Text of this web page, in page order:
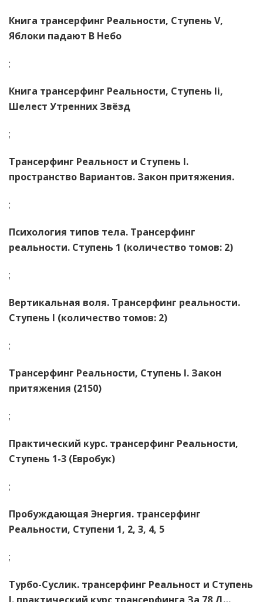
Книга трансерфинг Реальности, Ступень V,
Яблоки падают В Небо
;
Книга трансерфинг Реальности, Ступень Ii,
Шелест Утренних Звёзд
;
Трансерфинг Реальност и Ступень I.
пространство Вариантов. Закон притяжения.
;
Психология типов тела. Трансерфинг
реальности. Ступень 1 (количество томов: 2)
;
Вертикальная воля. Трансерфинг реальности.
Ступень I (количество томов: 2)
;
Трансерфинг Реальности, Ступень I. Закон
притяжения (2150)
;
Практический курс. трансерфинг Реальности,
Ступень 1-3 (Евробук)
;
Пробуждающая Энергия. трансерфинг
Реальности, Ступени 1, 2, 3, 4, 5
;
Турбо-Суслик. трансерфинг Реальност и Ступень